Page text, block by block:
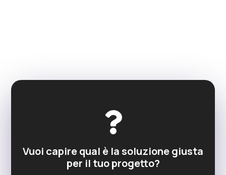

Vuoi capire qual è la soluzione giusta
per il tuo progetto?